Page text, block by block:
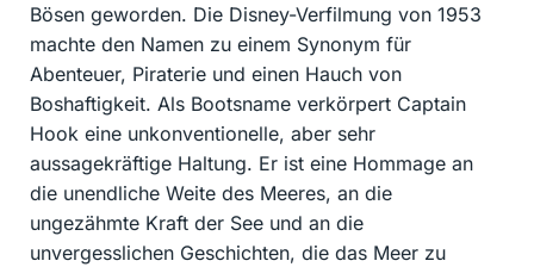
Bösen geworden. Die Disney-Verfilmung von 1953
machte den Namen zu einem Synonym für
Abenteuer, Piraterie und einen Hauch von
Boshaftigkeit. Als Bootsname verkörpert Captain
Hook eine unkonventionelle, aber sehr
aussagekräftige Haltung. Er ist eine Hommage an
die unendliche Weite des Meeres, an die
ungezähmte Kraft der See und an die
unvergesslichen Geschichten, die das Meer zu